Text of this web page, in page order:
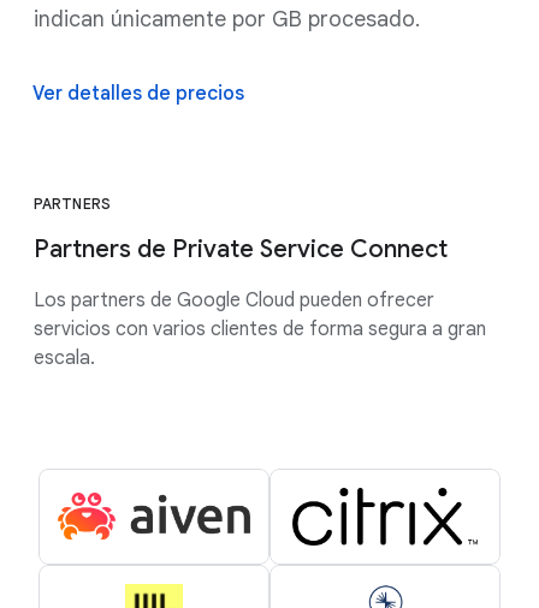
indican únicamente por GB procesado.
Ver detalles de precios
PARTNERS
Partners de Private Service Connect
Los partners de Google Cloud pueden ofrecer
servicios con varios clientes de forma segura a gran
escala.